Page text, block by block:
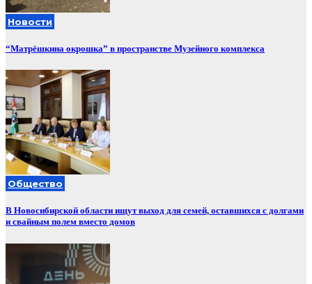
Новости
“Матрёшкина окрошка” в пространстве Музейного комплекса
Общество
В Новосибирской области ищут выход для семей, оставшихся с долгами
и свайным полем вместо домов